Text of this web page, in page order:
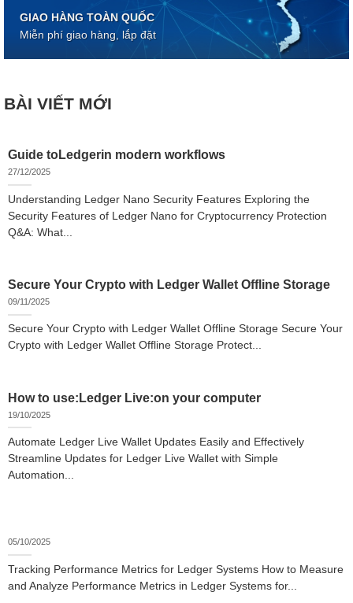
GIAO HÀNG TOÀN QUỐC
Miễn phí giao hàng, lắp đặt
BÀI VIẾT MỚI
Guide toLedgerin modern workflows
27/12/2025
Understanding Ledger Nano Security Features Exploring the
Security Features of Ledger Nano for Cryptocurrency Protection
Q&A: What...
Secure Your Crypto with Ledger Wallet Offline Storage
09/11/2025
Secure Your Crypto with Ledger Wallet Offline Storage Secure Your
Crypto with Ledger Wallet Offline Storage Protect...
How to use:Ledger Live:on your computer
19/10/2025
Automate Ledger Live Wallet Updates Easily and Effectively
Streamline Updates for Ledger Live Wallet with Simple
Automation...
05/10/2025
Tracking Performance Metrics for Ledger Systems How to Measure
and Analyze Performance Metrics in Ledger Systems for...